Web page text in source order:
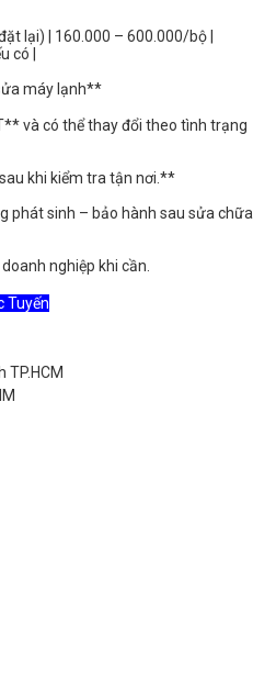
lại) | 160.000 – 600.000/bộ |
có |
máy lạnh**
và có thể thay đổi theo tình trạng
khi kiểm tra tận nơi.**
phát sinh – bảo hành sau sửa chữa
nghiệp khi cần.
Tuyến